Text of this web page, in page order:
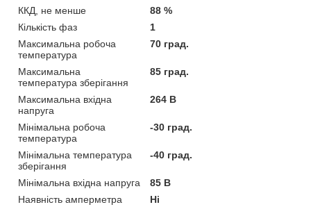
ККД, не менше
88 %
Кількість фаз
1
Максимальна робоча
температура
70 град.
Максимальна
температура зберігання
85 град.
Максимальна вхідна
напруга
264 В
Мінімальна робоча
температура
-30 град.
Мінімальна температура
зберігання
-40 град.
Мінімальна вхідна напруга
85 В
Наявність амперметра
Ні